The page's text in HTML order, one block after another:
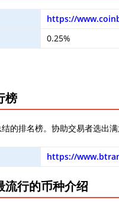
https://
0.25%
榜
的排名榜。协助交易者选出满
https://
流行的币种介绍